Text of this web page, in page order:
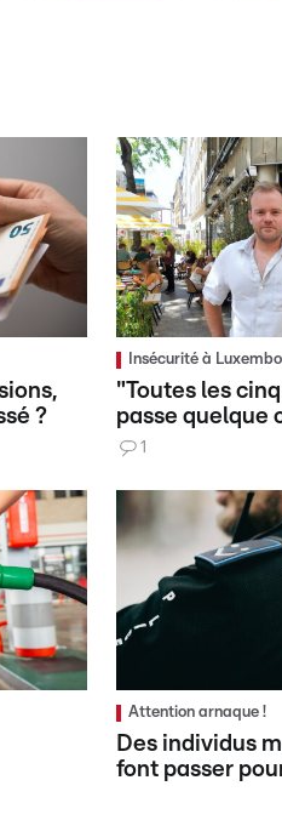
?
Insécurité à
"Toutes les
passe quelque
1
Attention arnaque !
Des individus
font passer